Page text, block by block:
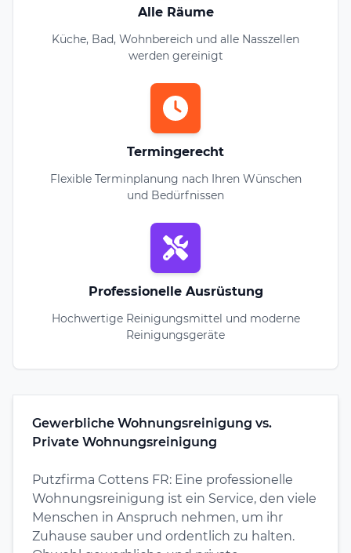
Alle Räume
Küche, Bad, Wohnbereich und alle Nasszellen
werden gereinigt
Termingerecht
Flexible Terminplanung nach Ihren Wünschen
und Bedürfnissen
Professionelle Ausrüstung
Hochwertige Reinigungsmittel und moderne
Reinigungsgeräte
Gewerbliche Wohnungsreinigung vs.
Private Wohnungsreinigung
Putzfirma Cottens FR: Eine professionelle
Wohnungsreinigung ist ein Service, den viele
Menschen in Anspruch nehmen, um ihr
Zuhause sauber und ordentlich zu halten.